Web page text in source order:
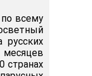
всему
русских
странах